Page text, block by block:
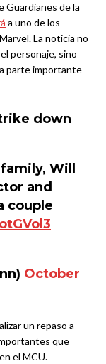
Guardianes de la
a uno de los
La noticia no
personaje, sino
parte importante
down
Will
and
couple
October
un repaso a
que
el MCU.